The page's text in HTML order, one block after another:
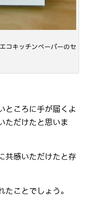
コキッチンペーパーのセ
ところに手が届くよ
ただけたと思いま
共感いただけたと存
たことでしょう。